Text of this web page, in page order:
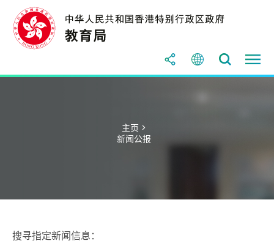
主页 >
新闻公报
搜寻指定新闻信息：